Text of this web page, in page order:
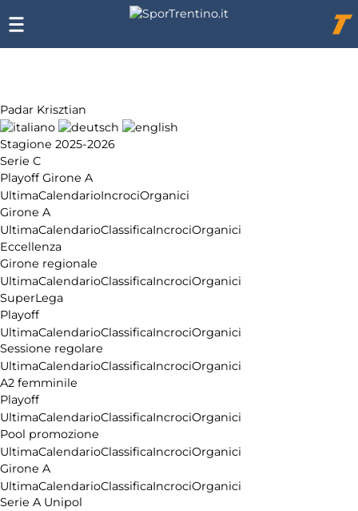
Padar Krisztian
Stagione 2025-2026
Serie C
Playoff Girone A
UltimaCalendarioIncrociOrganici
Girone A
UltimaCalendarioClassificaIncrociOrganici
Eccellenza
Girone regionale
UltimaCalendarioClassificaIncrociOrganici
SuperLega
Playoff
UltimaCalendarioClassificaIncrociOrganici
Sessione regolare
UltimaCalendarioClassificaIncrociOrganici
A2 femminile
Playoff
UltimaCalendarioClassificaIncrociOrganici
Pool promozione
UltimaCalendarioClassificaIncrociOrganici
Girone A
UltimaCalendarioClassificaIncrociOrganici
Serie A Unipol
Chi
siamo
Affiliazione